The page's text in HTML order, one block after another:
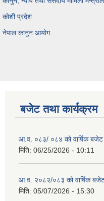
कोशी प्रदेश
नेपाल कानुन आयोग
बजेट तथा कार्यक्रम
आ.व. ०८३/ ०८४ को वार्षिक
मिति: 06/25/2026 - 10:11
आ.व. २०८२/०८३ को वार्षिक
मिति: 05/07/2026 - 15:30